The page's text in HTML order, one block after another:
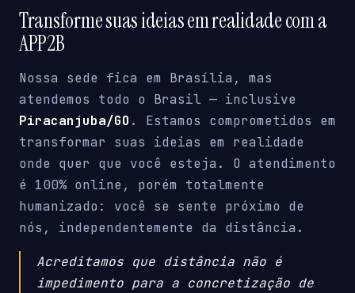
Transforme suas ideias em realidade com a
APP2B
Nossa sede fica em Brasília, mas
atendemos todo o Brasil — inclusive
Piracanjuba/GO . Estamos comprometidos em
transformar suas ideias em realidade
onde quer que você esteja. O atendimento
é 100% online, porém totalmente
humanizado: você se sente próximo de
nós, independentemente da distância.
Acreditamos que distância não é
impedimento para a concretização de